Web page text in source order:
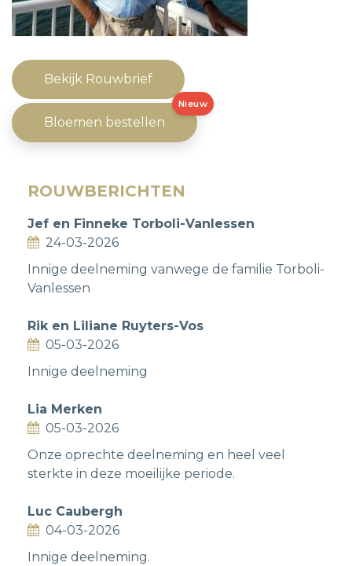
Bekijk Rouwbrief
Bloemen bestellen
Nieuw
ROUWBERICHTEN
Jef en Finneke Torboli-Vanlessen
24-03-2026
Innige deelneming vanwege de familie Torboli-
Vanlessen
Rik en Liliane Ruyters-Vos
05-03-2026
Innige deelneming
Lia Merken
05-03-2026
Onze oprechte deelneming en heel veel
sterkte in deze moeilijke periode.
Luc Caubergh
04-03-2026
Innige deelneming.